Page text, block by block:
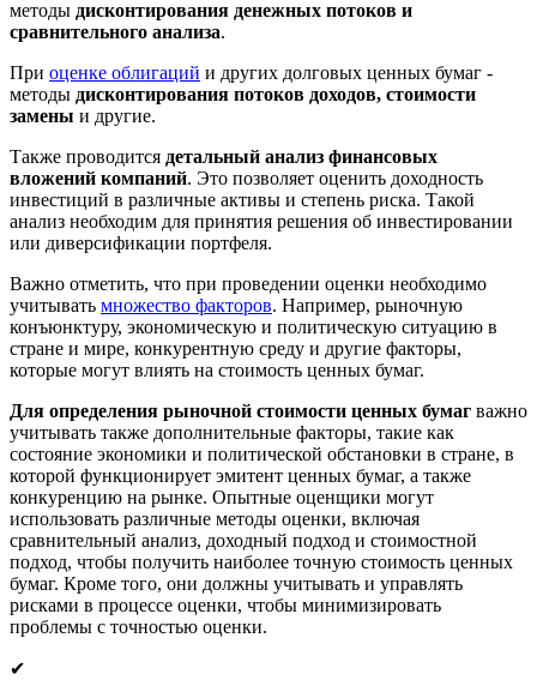
12 незавершенного
строительства
от 40 000
13
платы
от 25 000 от 3
14
Оценка
Имущественного
комплекса
15
Оценка нефтяных
скважин
от 100 000
от 5
Оценка бизнеса
16
Оценка Бизнеса (доли
пакет акций)
17
Оценка ценных бумаг от 30 000
от 2
Оценка активов
18 Оценка автомобилей от 5 000
19
Оценка Оргтехники,
вычислительной
техники, хоз.
инвентаря
от 1 000, но не менее 15
000 за отчет
20
Оценка
технологического
оборудования
от 1 500, но не менее 15
000 за отчет
21
Оценка Специального
оборудования
от 5 000, но не менее 15
000 за отчет
от 3
22
Оценка
Железнодорожного
методы дисконтирования денежных потоков и
сравнительного анализа.
При оценке облигаций и других долговых ценных бумаг -
методы дисконтирования потоков доходов, стоимости
замены и другие.
Также проводится детальный анализ финансовых
вложений компаний. Это позволяет оценить доходность
инвестиций в различные активы и степень риска. Такой
анализ необходим для принятия решения об инвестировании
или диверсификации портфеля.
Важно отметить, что при проведении оценки необходимо
учитывать множество факторов. Например, рыночную
конъюнктуру, экономическую и политическую ситуацию в
стране и мире, конкурентную среду и другие факторы,
которые могут влиять на стоимость ценных бумаг.
Для определения рыночной стоимости ценных бумаг важно
учитывать также дополнительные факторы, такие как
состояние экономики и политической обстановки в стране, в
которой функционирует эмитент ценных бумаг, а также
конкуренцию на рынке. Опытные оценщики могут
использовать различные методы оценки, включая
сравнительный анализ, доходный подход и стоимостной
подход, чтобы получить наиболее точную стоимость ценных
бумаг. Кроме того, они должны учитывать и управлять
рисками в процессе оценки, чтобы минимизировать
проблемы с точностью оценки.
✔